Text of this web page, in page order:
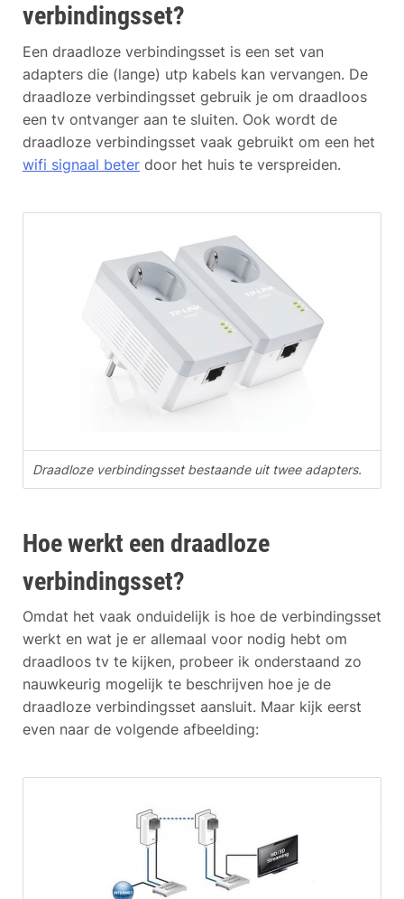
verbindingsset?
Een draadloze verbindingsset is een set van
adapters die (lange) utp kabels kan vervangen. De
draadloze verbindingsset gebruik je om draadloos
een tv ontvanger aan te sluiten. Ook wordt de
draadloze verbindingsset vaak gebruikt om een het
wifi signaal beter door het huis te verspreiden.
Draadloze verbindingsset bestaande uit twee adapters.
Hoe werkt een draadloze
verbindingsset?
Omdat het vaak onduidelijk is hoe de verbindingsset
werkt en wat je er allemaal voor nodig hebt om
draadloos tv te kijken, probeer ik onderstaand zo
nauwkeurig mogelijk te beschrijven hoe je de
draadloze verbindingsset aansluit. Maar kijk eerst
even naar de volgende afbeelding: